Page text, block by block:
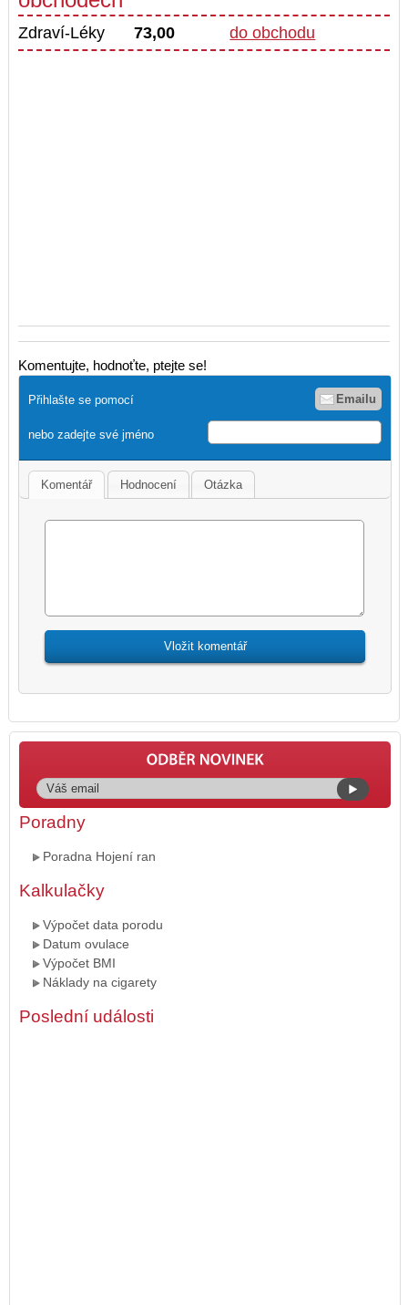
Zdraví-Léky 73,00 do obchodu
Komentujte, hodnoťte, ptejte se!
Přihlašte se pomocí Emailu
nebo zadejte své jméno
Komentář Hodnocení Otázka
Poradny
Poradna Hojení ran
Kalkulačky
Výpočet data porodu
Datum ovulace
Výpočet BMI
Náklady na cigarety
Poslední události